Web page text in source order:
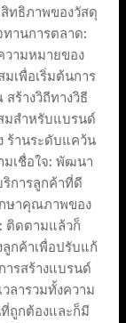
ทธิภาพของวัสดุ
ทานการตลาด:
วามหมายของ
เพื่อเริ่มต้นการ
ร้างวิถีทางวิธี
มสำหรับแบรนด์
ร้านระดับแคว้น
มเชื่อใจ: พัฒนา
การลูกค้าที่ดี
ษาคุณภาพของ
ติดตามแล้วก็
กค้าเพื่อปรับแก้
รสร้างแบรนด์
วลารวมทั้งความ
ถูกต้องและก็มี